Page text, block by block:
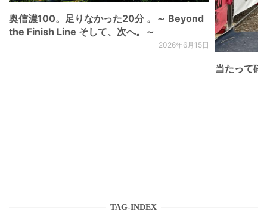
奥信濃100。足りなかった20分 。～ Beyond
the Finish Line そして、次へ。～
2026年6月15日
当たって砕
TAG-INDEX